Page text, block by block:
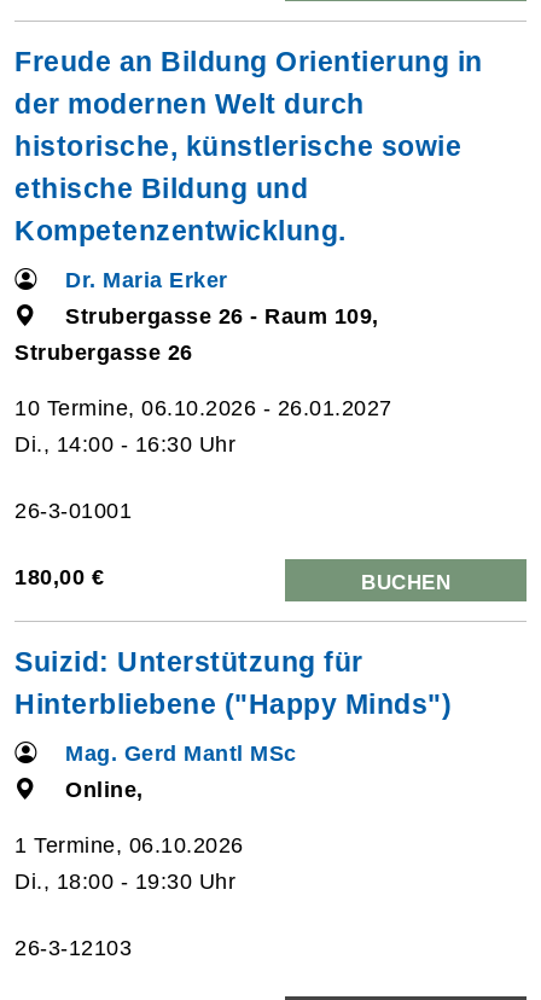
Freude an Bildung Orientierung in
der modernen Welt durch
historische, künstlerische sowie
ethische Bildung und
Kompetenzentwicklung.
Dr. Maria Erker
Strubergasse 26 - Raum 109,
Strubergasse 26
10 Termine, 06.10.2026 - 26.01.2027
Di., 14:00 - 16:30 Uhr
26-3-01001
180,00 € BUCHEN
Suizid: Unterstützung für
Hinterbliebene ("Happy Minds")
Mag. Gerd Mantl MSc
Online,
1 Termine, 06.10.2026
Di., 18:00 - 19:30 Uhr
26-3-12103